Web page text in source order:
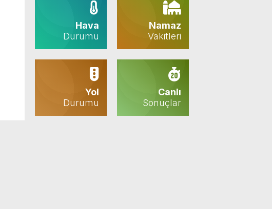
Hava
Durumu
Namaz
Vakitleri
Yol
Durumu
Canlı
Sonuçlar